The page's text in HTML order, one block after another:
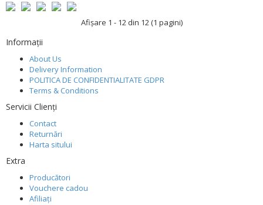
Afişare 1 - 12 din 12 (1 pagini)
Informaţii
About Us
Delivery Information
POLITICA DE CONFIDENTIALITATE GDPR
Terms & Conditions
Servicii Clienţi
Contact
Returnări
Harta sitului
Extra
Producători
Vouchere cadou
Afiliaţi